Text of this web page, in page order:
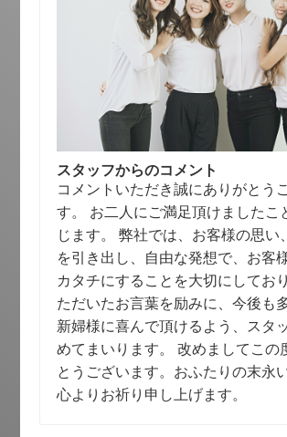
スタッフからのコメント
コメントいただき誠にありがとう
す。 お二人にご満足頂けましたこ
じます。 弊社では、お客様の思い
を引き出し、自由な発想で、お客
カタチにすることを大切にしてお
ただいたお言葉を励みに、今後も
新婦様に喜んで頂けるよう、スタ
めてまいります。 改めましてこの
とうございます。おふたりの末永
心よりお祈り申し上げます。